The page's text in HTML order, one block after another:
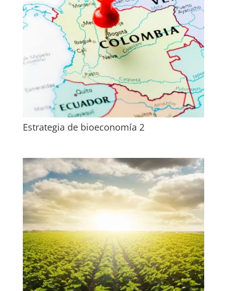
Estrategia de bioeconomía 2